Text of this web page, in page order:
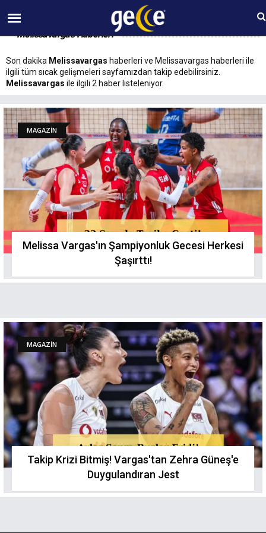
07 AĞUSTOS Cuma 07:25
Melissavargas Haberleri
Son dakika Melissavargas haberleri ve Melissavargas haberleri ile
ilgili tüm sıcak gelişmeleri sayfamızdan takip edebilirsiniz.
Melissavargas ile ilgili 2 haber listeleniyor.
MAGAZİN
Melissa Vargas'ın Şampiyonluk Gecesi Herkesi
Şaşırttı!
MAGAZİN
Takip Krizi Bitmiş! Vargas'tan Zehra Güneş'e
Duygulandıran Jest